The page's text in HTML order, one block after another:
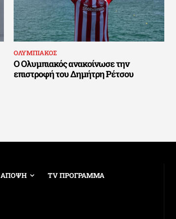
ΟΛΥΜΠΙΑΚΟΣ
Ο Ολυμπιακός ανακοίνωσε την
επιστροφή του Δημήτρη Ρέτσου
ΑΠΟΨΗ TV ΠΡΟΓΡΑΜΜΑ